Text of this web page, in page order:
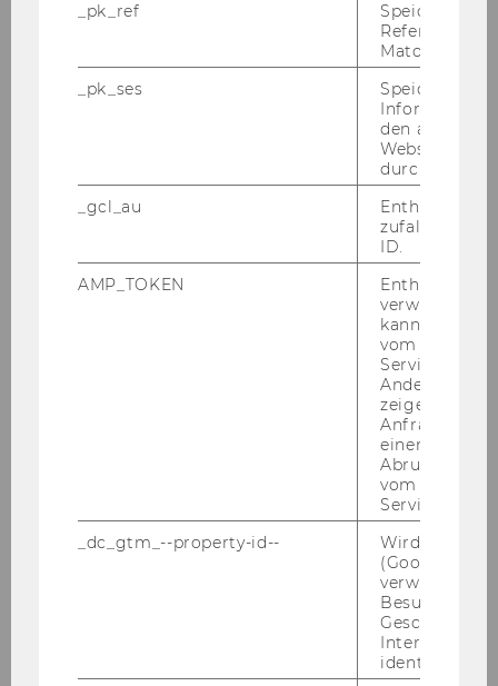
_pk_ref
Speicherung
Referrers
Matomo.
_pk_ses
Speicherung
den aktuellen
durch
_gcl_au
Enthält eine
ID.
AMP_TOKEN
Enthält ein
verwendet
kann, um
vom AMP-
Service
Andere
zeigen Opt-
Anfrage im
einen Fehler
Abrufen
vom AMP
Service an.
_dc_gtm_--property-id--
Wird von
(Google Tag
verwendet,
Besucher
Geschlecht
Interessen zu
identifizieren.